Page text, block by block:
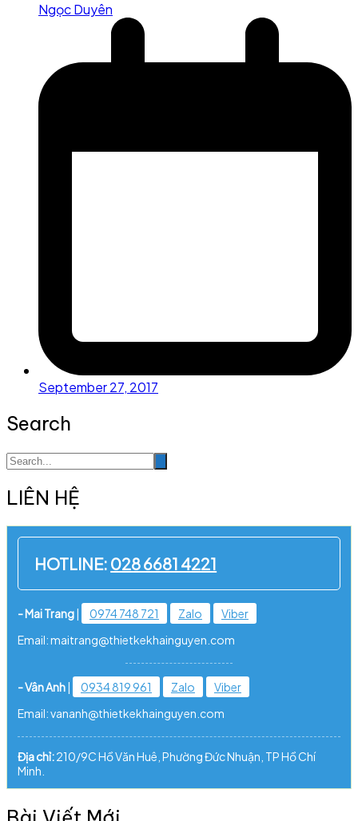
Ngọc Duyên
September 27, 2017
Search
LIÊN HỆ
HOTLINE: 028 6681 4221
- Mai Trang| 0974 748 721 Zalo
Viber
Email: maitrang@thietkekhainguyen.com
- Vân Anh| 0934 819 961 Zalo
Viber
Email: vananh@thietkekhainguyen.com
Địa chỉ:210/9C Hồ Văn Huê, Phường Đức Nhuận, TP Hồ Chí
Minh.